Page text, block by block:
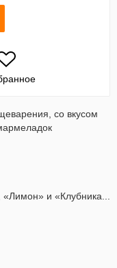
со вкусом
и «Клубника...